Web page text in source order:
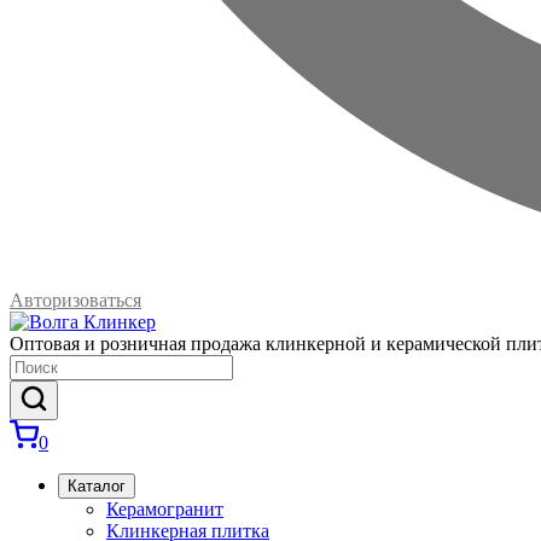
Авторизоваться
Оптовая и розничная продажа клинкерной и керамической
0
Каталог
Керамогранит
Клинкерная плитка